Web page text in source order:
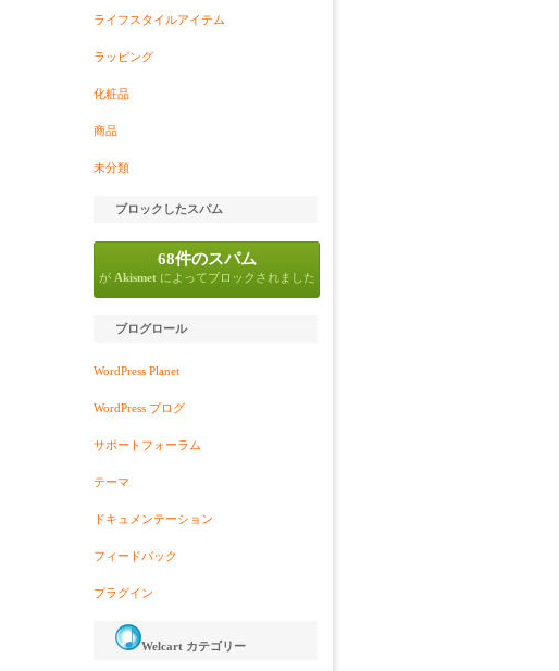
ライフスタイルアイテム
ラッピング
化粧品
商品
未分類
ブロックしたスパム
68件のスパム
が Akismetによってブロックされました
ブログロール
WordPress Planet
WordPress ブログ
サポートフォーラム
テーマ
ドキュメンテーション
フィードバック
プラグイン
Welcart カテゴリー